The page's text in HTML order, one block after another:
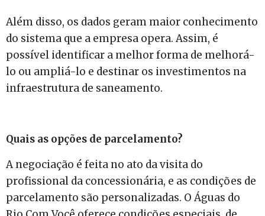
Além disso, os dados geram maior conhecimento
do sistema que a empresa opera. Assim, é
possível identificar a melhor forma de melhorá-
lo ou ampliá-lo e destinar os investimentos na
infraestrutura de saneamento.
Quais as opções de parcelamento?
A negociação é feita no ato da visita do
profissional da concessionária, e as condições de
parcelamento são personalizadas. O Águas do